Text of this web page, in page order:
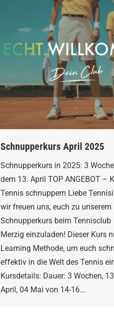
Schnupperkurs April 2025
Schnupperkurs in 2025: 3
dem 13. April TOP ANGEBOT –
Tennis schnuppern Liebe
wir freuen uns, euch zu unserem
Schnupperkurs beim Tennisclub
Merzig einzuladen! Dieser Kurs
Learning Methode, um euch
effektiv in die Welt des Tennis
Kursdetails: Dauer: 3 Wochen,
April, 04 Mai von 14-16…